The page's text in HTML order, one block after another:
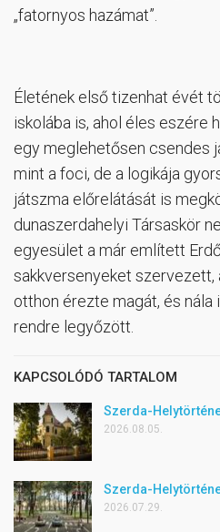
„fatornyos hazámat”.
Életének első tizenhat évét
iskolába is, ahol éles eszére
egy meglehetősen csendes
mint a foci, de a logikája
játszma előrelátását is
dunaszerdahelyi Társaskör
egyesület a már említett
sakkversenyeket szervezett,
otthon érezte magát, és
rendre legyőzött.
KAPCSOLÓDÓ TARTALOM
Szerda-
2026.08.05.
Szerda-
2026.07.29.